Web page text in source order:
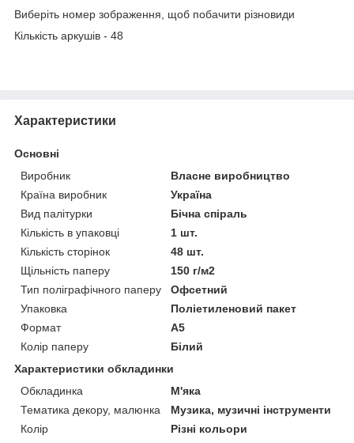
Виберіть номер зображення, щоб побачити різновиди
Кількість аркушів - 48
Характеристики
Основні
Виробник
Власне виробництво
Країна виробник
Україна
Вид палітурки
Бічна спіраль
Кількість в упаковці
1 шт.
Кількість сторінок
48 шт.
Щільність паперу
150 г/м2
Тип поліграфічного паперу
Офсетний
Упаковка
Поліетиленовий пакет
Формат
A5
Колір паперу
Білий
Характеристики обкладинки
Обкладинка
М'яка
Тематика декору, малюнка
Музика, музичні інструменти
Колір
Різні кольори